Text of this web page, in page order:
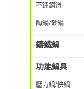
不鏽鋼鍋
陶鍋/砂鍋
鑄鐵鍋
功能鍋具
壓力鍋/快鍋